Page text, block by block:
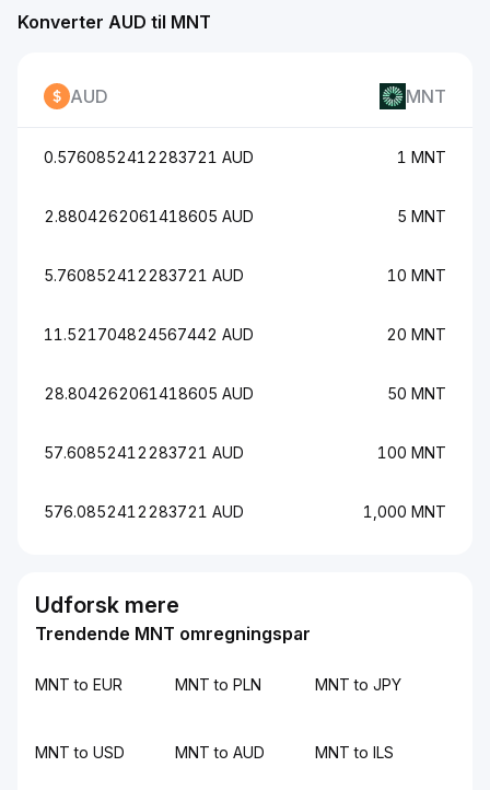
Konverter AUD til MNT
AUD MNT
0.5760852412283721 AUD 1 MNT
2.8804262061418605 AUD 5 MNT
5.760852412283721 AUD 10 MNT
11.521704824567442 AUD 20 MNT
28.804262061418605 AUD 50 MNT
57.60852412283721 AUD 100 MNT
576.0852412283721 AUD 1,000 MNT
Udforsk mere
Trendende MNT omregningspar
MNT to EUR MNT to PLN MNT to JPY
MNT to USD MNT to AUD MNT to ILS